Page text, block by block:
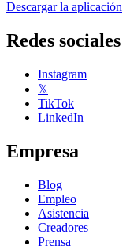
Descargar la aplicación
Redes sociales
Instagram
𝕏
TikTok
LinkedIn
Empresa
Blog
Empleo
Asistencia
Creadores
Prensa